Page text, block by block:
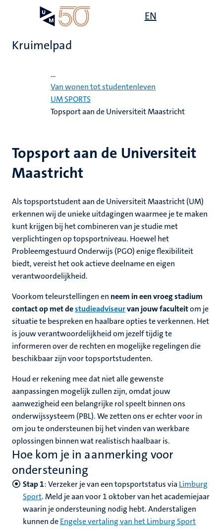
EN
Kruimelpad
...
Van wonen tot studentenleven
UM SPORTS
Topsport aan de Universiteit Maastricht
Topsport aan de Universiteit
Maastricht
Als topsportstudent aan de Universiteit Maastricht (UM)
erkennen wij de unieke uitdagingen waarmee je te maken
kunt krijgen bij het combineren van je studie met
verplichtingen op topsportniveau. Hoewel het
Probleemgestuurd Onderwijs (PGO) enige flexibiliteit
biedt, vereist het ook actieve deelname en eigen
verantwoordelijkheid.
Voorkom teleurstellingen en neem in een vroeg stadium
contact op met destudieadviseurvan jouw faculteitom je
situatie te bespreken en haalbare opties te verkennen. Het
is jouw verantwoordelijkheid om jezelf tijdig te
informeren over de rechten en mogelijke regelingen die
beschikbaar zijn voor topsportstudenten.
Houd er rekening mee dat niet alle gewenste
aanpassingen mogelijk zullen zijn, omdat jouw
aanwezigheid een belangrijke rol speelt binnen ons
onderwijssysteem (PBL). We zetten ons er echter voor in
om jou te ondersteunen bij het vinden van werkbare
oplossingen binnen wat realistisch haalbaar is.
Hoe kom je in aanmerking voor
ondersteuning
Stap 1: Verzeker je van een topsportstatus via Limburg
Sport. Meld je aan voor 1 oktober van het academiejaar
waarin je ondersteuning nodig hebt. Anderstaligen
kunnen deEngelse vertaling van het Limburg Sport